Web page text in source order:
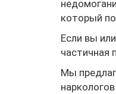
который
Если вы
частичная
Мы